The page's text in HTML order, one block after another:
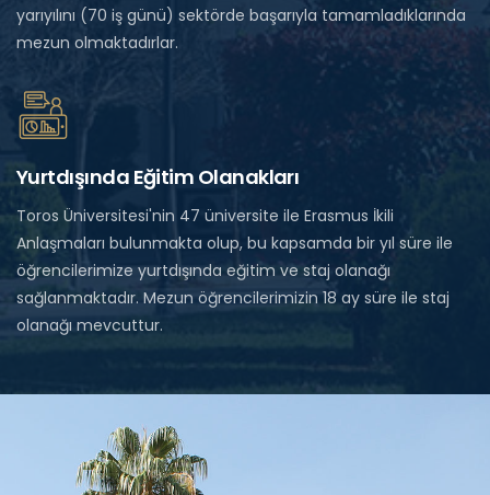
yarıyılını (70 iş günü) sektörde başarıyla tamamladıklarında
mezun olmaktadırlar.
Yurtdışında Eğitim Olanakları
Toros Üniversitesi'nin 47 üniversite ile Erasmus İkili
Anlaşmaları bulunmakta olup, bu kapsamda bir yıl süre ile
öğrencilerimize yurtdışında eğitim ve staj olanağı
sağlanmaktadır. Mezun öğrencilerimizin 18 ay süre ile staj
olanağı mevcuttur.